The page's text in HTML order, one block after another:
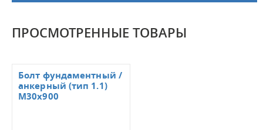
ПРОСМОТРЕННЫЕ ТОВАРЫ
Болт фундаментный /
анкерный (тип 1.1)
M30x900